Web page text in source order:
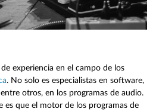
experiencia en el campo de los
. No solo es especialistas en software,
otros, en los programas de audio.
es que el motor de los programas de